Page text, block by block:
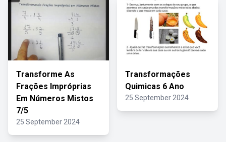
Transforme As
Frações Impróprias
Em Números Mistos
7/5
25 September 2024
Transformações
Quimicas 6 Ano
25 September 2024